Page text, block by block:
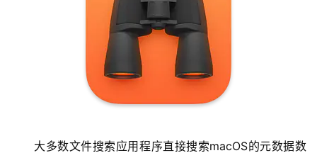
大多数文件搜索应用程序直接搜索macOS的元数据数